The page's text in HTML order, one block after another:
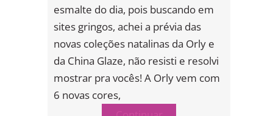
esmalte do dia, pois buscando em
sites gringos, achei a prévia das
novas coleções natalinas da Orly e
da China Glaze, não resisti e resolvi
mostrar pra vocês! A Orly vem com
6 novas cores,